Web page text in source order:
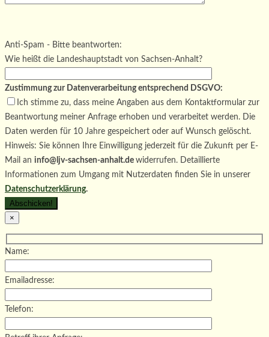
Bitte lasse dieses Feld leer.
Anti-Spam - Bitte beantworten:
Wie heißt die Landeshauptstadt von Sachsen-Anhalt?
Zustimmung zur Datenverarbeitung entsprechend DSGVO:
Ich stimme zu, dass meine Angaben aus dem Kontaktformular zur
Beantwortung meiner Anfrage erhoben und verarbeitet werden. Die
Daten werden für 10 Jahre gespeichert oder auf Wunsch gelöscht.
Hinweis: Sie können Ihre Einwilligung jederzeit für die Zukunft per E-
Mail an info@ljv-sachsen-anhalt.de widerrufen. Detaillierte
Informationen zum Umgang mit Nutzerdaten finden Sie in unserer
Datenschutzerklärung.
×
Name:
Emailadresse:
Telefon: